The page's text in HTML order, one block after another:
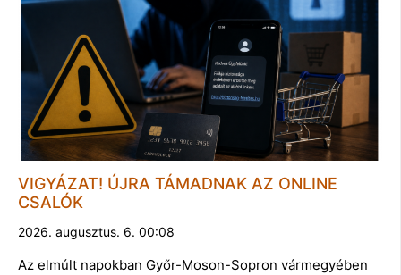
VIGYÁZAT! ÚJRA TÁMADNAK AZ ONLINE
CSALÓK
2026. augusztus. 6. 00:08
Az elmúlt napokban Győr-Moson-Sopron vármegyében